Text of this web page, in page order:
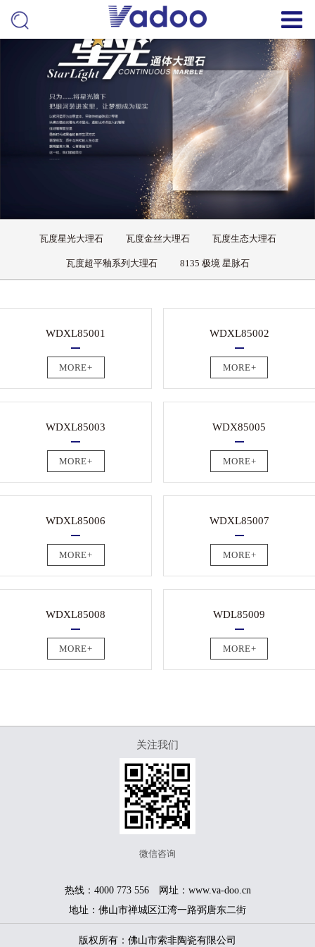
瓦度星光大理石 瓦度金丝大理石 瓦度生态大理石
瓦度超平釉系列大理石 8135 极境 星脉石
WDXL85001
MORE+
WDXL85002
MORE+
WDXL85003
MORE+
WDX85005
MORE+
WDXL85006
MORE+
WDXL85007
MORE+
WDXL85008
MORE+
WDL85009
MORE+
关注我们
微信咨询
热线：4000 773 556 网址：www.va-doo.cn
地址：佛山市禅城区江湾一路弼唐东二街
版权所有：佛山市索非陶瓷有限公司